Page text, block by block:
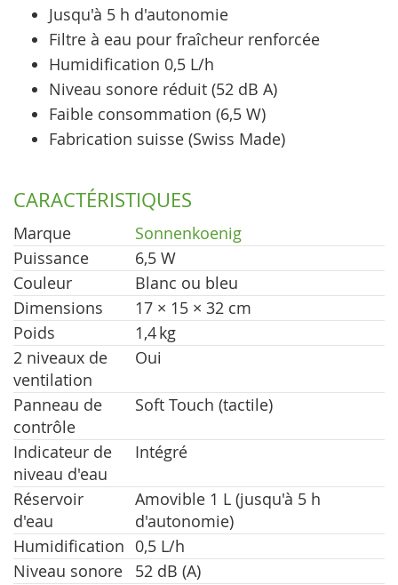
Jusqu'à 5 h d'autonomie
Filtre à eau pour fraîcheur renforcée
Humidification 0,5 L/h
Niveau sonore réduit (52 dB A)
Faible consommation (6,5 W)
Fabrication suisse (Swiss Made)
CARACTÉRISTIQUES
Marque
Sonnenkoenig
Puissance
6,5 W
Couleur
Blanc ou bleu
Dimensions
17 × 15 × 32 cm
Poids
1,4 kg
2 niveaux de
ventilation
Oui
Panneau de
contrôle
Soft Touch (tactile)
Indicateur de
niveau d'eau
Intégré
Réservoir
d'eau
Amovible 1 L (jusqu'à 5 h
d'autonomie)
Humidification 0,5 L/h
Niveau sonore
52 dB (A)